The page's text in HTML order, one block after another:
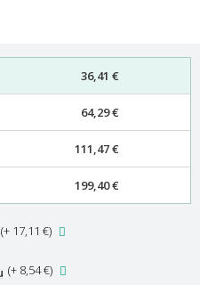
36,41 €
64,29 €
111,47 €
199,40 €
(+ 17,11 €)
(+ 8,54 €)